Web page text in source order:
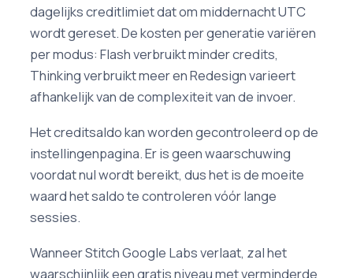
dagelijks creditlimiet dat om middernacht UTC
wordt gereset. De kosten per generatie variëren
per modus: Flash verbruikt minder credits,
Thinking verbruikt meer en Redesign varieert
afhankelijk van de complexiteit van de invoer.
Het creditsaldo kan worden gecontroleerd op de
instellingenpagina. Er is geen waarschuwing
voordat nul wordt bereikt, dus het is de moeite
waard het saldo te controleren vóór lange
sessies.
Wanneer Stitch Google Labs verlaat, zal het
waarschijnlijk een gratis niveau met verminderde